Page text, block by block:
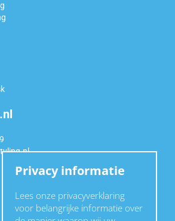
Privacy informatie
Lees onze privacyverklaring
voor belangrijke informatie over